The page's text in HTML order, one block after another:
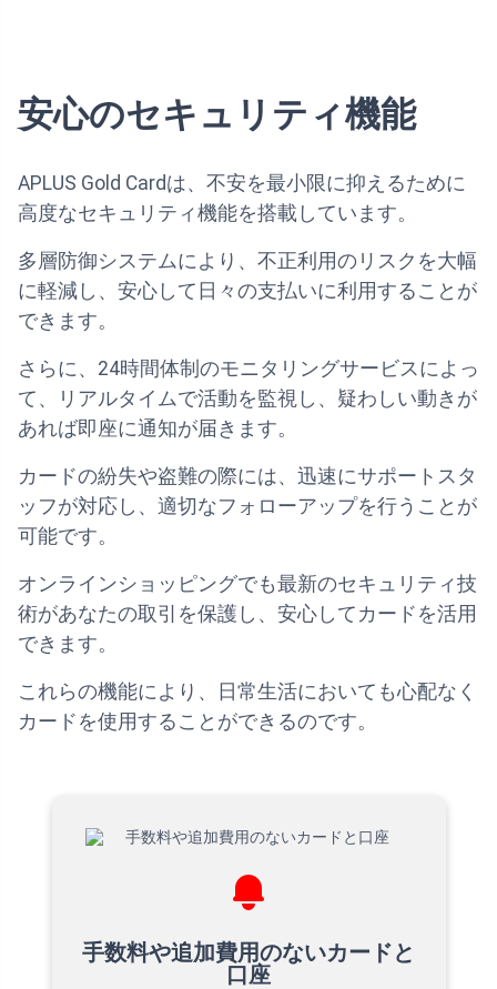
安心のセキュリティ機能
APLUS Gold Cardは、不安を最小限に抑えるために
高度なセキュリティ機能を搭載しています。
多層防御システムにより、不正利用のリスクを大幅
に軽減し、安心して日々の支払いに利用することが
できます。
さらに、24時間体制のモニタリングサービスによっ
て、リアルタイムで活動を監視し、疑わしい動きが
あれば即座に通知が届きます。
カードの紛失や盗難の際には、迅速にサポートスタ
ッフが対応し、適切なフォローアップを行うことが
可能です。
オンラインショッピングでも最新のセキュリティ技
術があなたの取引を保護し、安心してカードを活用
できます。
これらの機能により、日常生活においても心配なく
カードを使用することができるのです。
手数料や追加費用のないカードと
口座